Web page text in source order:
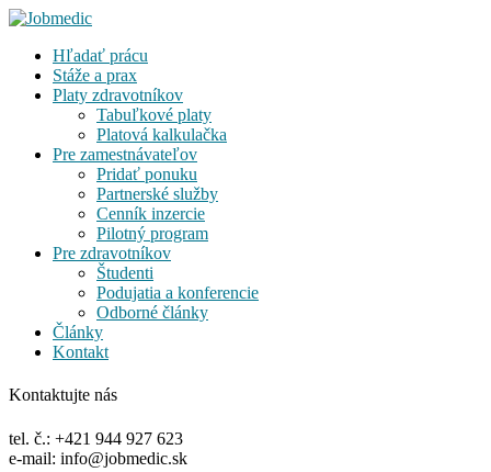
Hľadať prácu
Stáže a prax
Platy zdravotníkov
Tabuľkové platy
Platová kalkulačka
Pre zamestnávateľov
Pridať ponuku
Partnerské služby
Cenník inzercie
Pilotný program
Pre zdravotníkov
Študenti
Podujatia a konferencie
Odborné články
Články
Kontakt
Kontaktujte nás
tel. č.: +421 944 927 623
e-mail: info@jobmedic.sk